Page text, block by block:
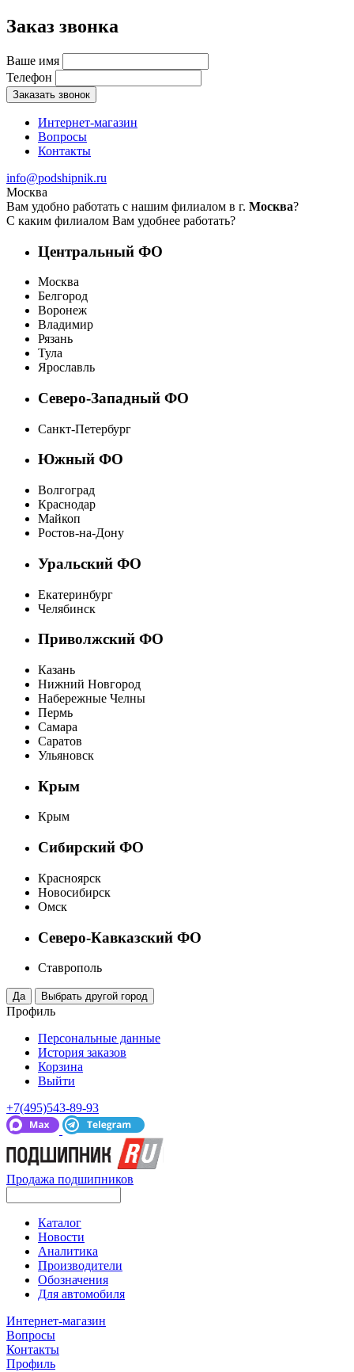
Заказ звонка
Ваше имя
Телефон
Заказать звонок
Интернет-магазин
Вопросы
Контакты
info@podshipnik.ru
Москва
Вам удобно работать с нашим филиалом в г. Москва?
С каким филиалом Вам удобнее работать?
Центральный ФО
Москва
Белгород
Воронеж
Владимир
Рязань
Тула
Ярославль
Северо-Западный ФО
Санкт-Петербург
Южный ФО
Волгоград
Краснодар
Майкоп
Ростов-на-Дону
Уральский ФО
Екатеринбург
Челябинск
Приволжский ФО
Казань
Нижний Новгород
Набережные Челны
Пермь
Самара
Саратов
Ульяновск
Крым
Крым
Сибирский ФО
Красноярск
Новосибирск
Омск
Северо-Кавказский ФО
Ставрополь
Профиль
Персональные данные
История заказов
Корзина
Выйти
+7(495)543-89-93
Продажа подшипников
Каталог
Новости
Аналитика
Производители
Обозначения
Для автомобиля
Интернет-магазин
Вопросы
Контакты
Профиль